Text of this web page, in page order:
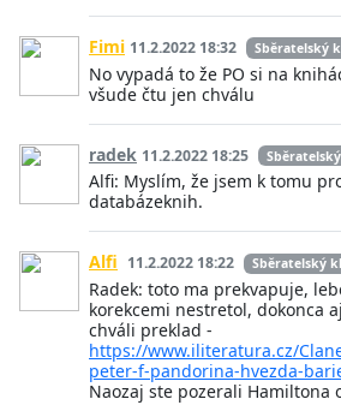
Fimi 11.2.2022 18:32 Sběratelský
No vypadá to že PO si na
všude čtu jen chválu
radek 11.2.2022 18:25
Alfi: Myslím, že jsem k tomu
databázeknih.
Alfi 11.2.2022 18:22 Sběratelský
Radek: toto ma prekvapuje,
korekcemi nestretol, dokonca
chváli preklad -
https://www.iliteratura.cz/
peter-f-pandorina-hvezda-
Naozaj ste pozerali Hamiltona